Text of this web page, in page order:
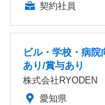
契約社員
ビル・学校・病
あり/賞与あり
株式会社RYODEN
愛知県